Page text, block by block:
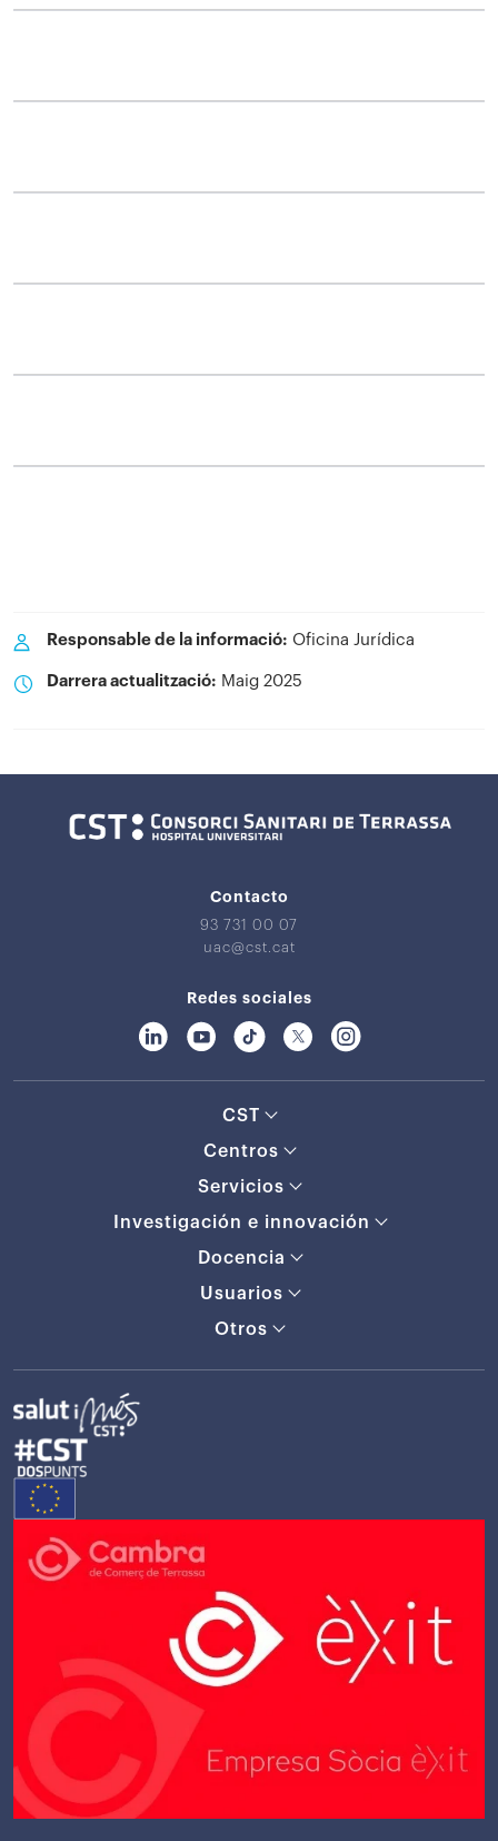
Responsable de la informació: Oficina Jurídica
Darrera actualització: Maig 2025
Contacto
93 731 00 07
uac@cst.cat
Redes sociales
CST
Centros
Servicios
Investigación e innovación
Docencia
Usuarios
Otros